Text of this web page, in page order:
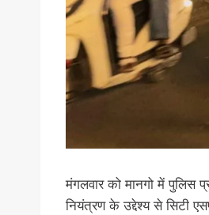
मंगलवार को मानगो में पुलिस
नियंत्रण के उद्देश्य से सिटी